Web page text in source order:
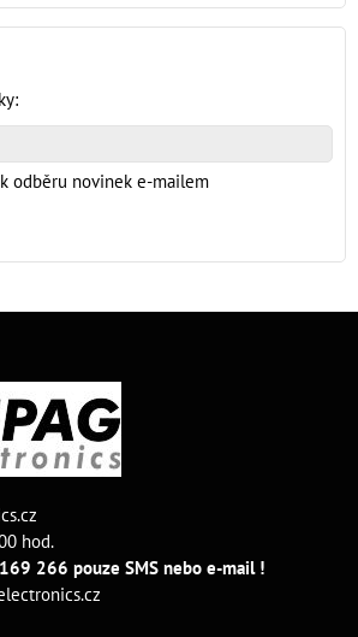
odběru novinek e-mailem
hod.
266 pouze SMS nebo e-mail !